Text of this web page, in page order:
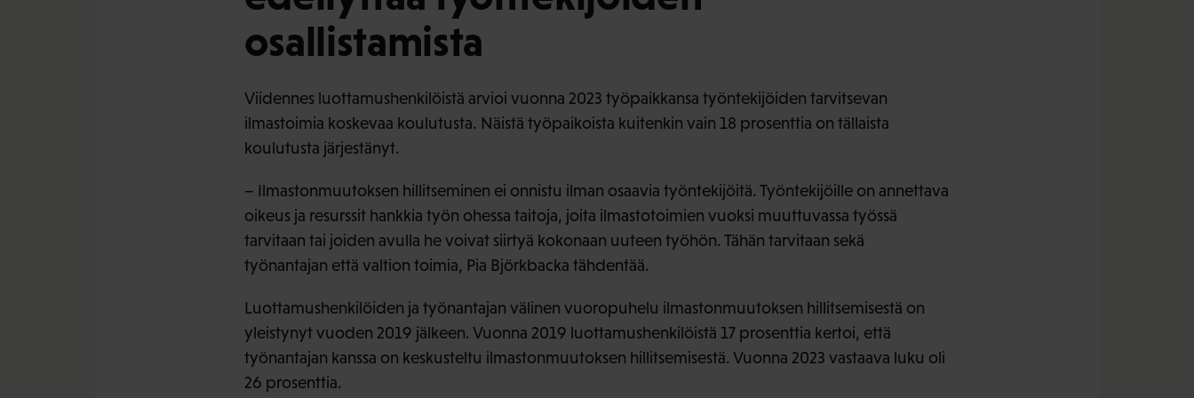
osallistamista
Viidennes luottamushenkilöistä arvioi vuonna 2023 työpaikkansa työntekijöiden tarvitsevan
ilmastoimia koskevaa koulutusta. Näistä työpaikoista kuitenkin vain 18 prosenttia on tällaista
koulutusta järjestänyt.
– Ilmastonmuutoksen hillitseminen ei onnistu ilman osaavia työntekijöitä. Työntekijöille on annettava
oikeus ja resurssit hankkia työn ohessa taitoja, joita ilmastotoimien vuoksi muuttuvassa työssä
tarvitaan tai joiden avulla he voivat siirtyä kokonaan uuteen työhön. Tähän tarvitaan sekä
työnantajan että valtion toimia, Pia Björkbacka tähdentää.
Luottamushenkilöiden ja työnantajan välinen vuoropuhelu ilmastonmuutoksen hillitsemisestä on
yleistynyt vuoden 2019 jälkeen. Vuonna 2019 luottamushenkilöistä 17 prosenttia kertoi, että
työnantajan kanssa on keskusteltu ilmastonmuutoksen hillitsemisestä. Vuonna 2023 vastaava luku oli
26 prosenttia.